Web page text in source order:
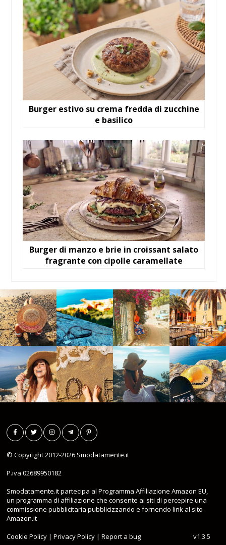
Burger estivo su crema fredda di zucchine
e basilico
Burger di manzo e brie in croissant salato
fragrante con cipolle caramellate
© Copyright 2012-2026 Smodatamente.it
P.iva 02689950182
Smodatamente.it partecipa al Programma Affiliazione Amazon EU,
un programma di affiliazione che consente ai siti di percepire una
commissione pubblicitaria pubblicizzando e fornendo link al sito
Amazon.it
Cookie Policy |Privacy Policy |Report a bug v1.3.5